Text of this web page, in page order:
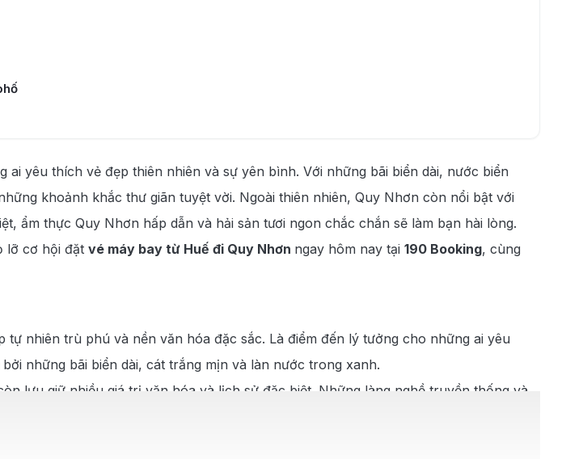
yêu thích vẻ đẹp thiên nhiên và sự yên bình. Với những bãi biển dài, nước biển
khoảnh khắc thư giãn tuyệt vời. Ngoài thiên nhiên, Quy Nhơn còn nổi bật với
ẩm thực Quy Nhơn hấp dẫn và hải sản tươi ngon chắc chắn sẽ làm bạn hài lòng.
lỡ cơ hội đặt vé máy bay từ Huế đi Quy Nhơn ngay hôm nay tại 190 Booking, cùng
nhiên trù phú và nền văn hóa đặc sắc. Là điểm đến lý tưởng cho những ai yêu
những bãi biển dài, cát trắng mịn và làn nước trong xanh.
lưu giữ nhiều giá trị văn hóa và lịch sử đặc biệt. Những làng nghề truyền thống và